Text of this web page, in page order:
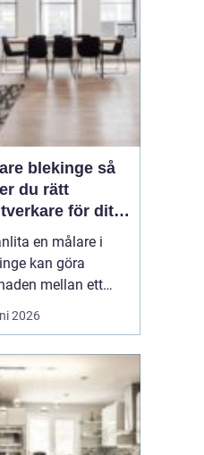
högre krav än
andra pl...
blekinge så
du rätt
för ditt
en målare i
kan göra
mellan ett
resultat och ett
eller en lokal som
och hållbar över
skicklig målare
inte bara till med
målningen, utan
2026